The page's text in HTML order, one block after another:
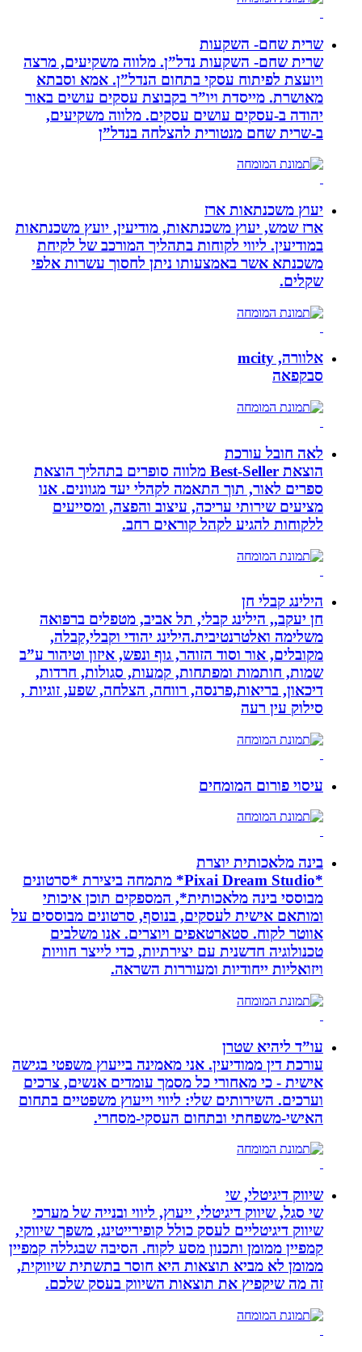
שרית שחם- השקעות
שרית שחם- השקעות נדל”ן. מלווה משקיעים, מרצה
ויועצת לפיתוח עסקי בתחום הנדל”ן. אמא וסבתא
מאושרת. ‏מייסדת ויו”ר בקבוצת עסקים עושים באור
יהודה‏ ב-‏עסקים עושים עסקים‏. ‏מלווה משקיעים,
ב-‏שרית שחם מנטורית להצלחה בנדל”ן‏
יעוץ משכנתאות ארז
ארז שמש, יעוץ משכנתאות, מודיעין, יועץ משכנתאות
במודיעין. ליווי לקוחות בתהליך המורכב של לקיחת
משכנתא אשר באמצעותו ניתן לחסוך עשרות אלפי
שקלים.
אלוורה, mcity
סבקפאה
לאה חובל עורכת
הוצאת Best-Seller מלווה סופרים בתהליך הוצאת
ספרים לאור, תוך התאמה לקהלי יעד מגוונים. אנו
מציעים שירותי עריכה, עיצוב והפצה, ומסייעים
ללקוחות להגיע לקהל קוראים רחב.
הילינג קבלי חן
חן יעקב,, הילינג קבלי, תל אביב, מטפלים ברפואה
משלימה ואלטרנטיבית.הילינג יהודי וקבלי,קבלה,
מקובלים, אור וסוד הזוהר, גוף ונפש, איזון וטיהור ע”ב
שמות, חותמות ומפתחות, קמעות, סגולות, חרדות,
דיכאון, בריאות,פרנסה, רווחה, הצלחה, שפע, זוגיות ,
סילוק עין רעה
עיסוי פורום המומחים
בינה מלאכותית יוצרת
*Pixai Dream Studio* מתמחה ביצירת *סרטונים
מבוססי בינה מלאכותית*, המספקים תוכן איכותי
ומותאם אישית לעסקים, בנוסף, סרטונים מבוססים על
אווטר לקוח. סטארטאפים ויוצרים. אנו משלבים
טכנולוגיה חדשנית עם יצירתיות, כדי לייצר חוויות
ויזואליות ייחודיות ומעוררות השראה.
עו”ד ליהיא שטרן
עורכת דין ממודיעין. אני מאמינה בייעוץ משפטי בגישה
אישית - כי מאחורי כל מסמך עומדים אנשים, צרכים
וערכים. השירותים שלי: ליווי וייעוץ משפטיים בתחום
האישי-משפחתי ובתחום העסקי-מסחרי.
שיווק דיגיטלי, שי
שי סגל, שיווק דיגיטלי, ייעוץ, ליווי ובנייה של מערכי
שיווק דיגיטליים לעסק כולל קופירייטינג, משפך שיווקי,
קמפיין ממומן ותכנון מסע לקוח. הסיבה שבגללה קמפיין
ממומן לא מביא תוצאות היא חוסר בתשתית שיווקית,
זה מה שיקפיץ את תוצאות השיווק בעסק שלכם.